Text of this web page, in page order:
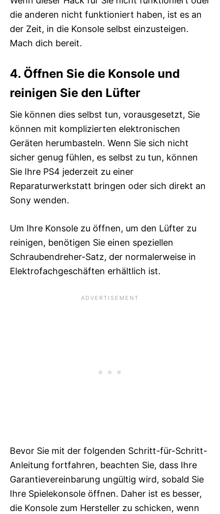
die anderen nicht funktioniert haben, ist es an
der Zeit, in die Konsole selbst einzusteigen.
Mach dich bereit.
4. Öffnen Sie die Konsole und
reinigen Sie den Lüfter
Sie können dies selbst tun, vorausgesetzt, Sie
können mit komplizierten elektronischen
Geräten herumbasteln. Wenn Sie sich nicht
sicher genug fühlen, es selbst zu tun, können
Sie Ihre PS4 jederzeit zu einer
Reparaturwerkstatt bringen oder sich direkt an
Sony wenden.
Um Ihre Konsole zu öffnen, um den Lüfter zu
reinigen, benötigen Sie einen speziellen
Schraubendreher-Satz, der normalerweise in
Elektrofachgeschäften erhältlich ist.
Bevor Sie mit der folgenden Schritt-für-Schritt-
Anleitung fortfahren, beachten Sie, dass Ihre
Garantievereinbarung ungültig wird, sobald Sie
Ihre Spielekonsole öffnen. Daher ist es besser,
die Konsole zum Hersteller zu schicken, wenn